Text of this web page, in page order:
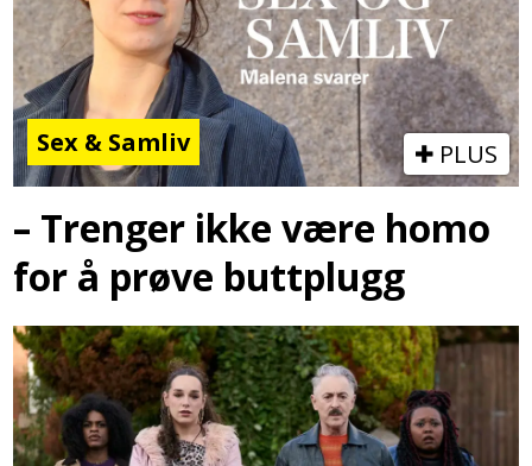
Sex & Samliv PLUS
– Trenger ikke være homo
for å prøve buttplugg